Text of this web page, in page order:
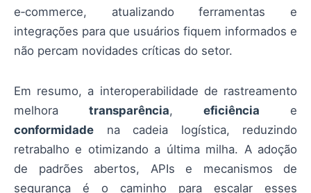
e‑commerce, atualizando ferramentas e
integrações para que usuários fiquem informados e
não percam novidades críticas do setor.
Em resumo, a interoperabilidade de rastreamento
melhora transparência, eficiência e
conformidade na cadeia logística, reduzindo
retrabalho e otimizando a última milha. A adoção
de padrões abertos, APIs e mecanismos de
segurança é o caminho para escalar esses